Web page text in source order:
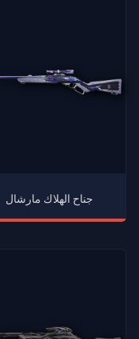
جناح الهلاك مارشال